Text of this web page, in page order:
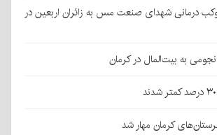
درمانی شهدای صنعت مس به زائران اربعین در
به بیت‌المال در کرمان
کرمان مهار شد